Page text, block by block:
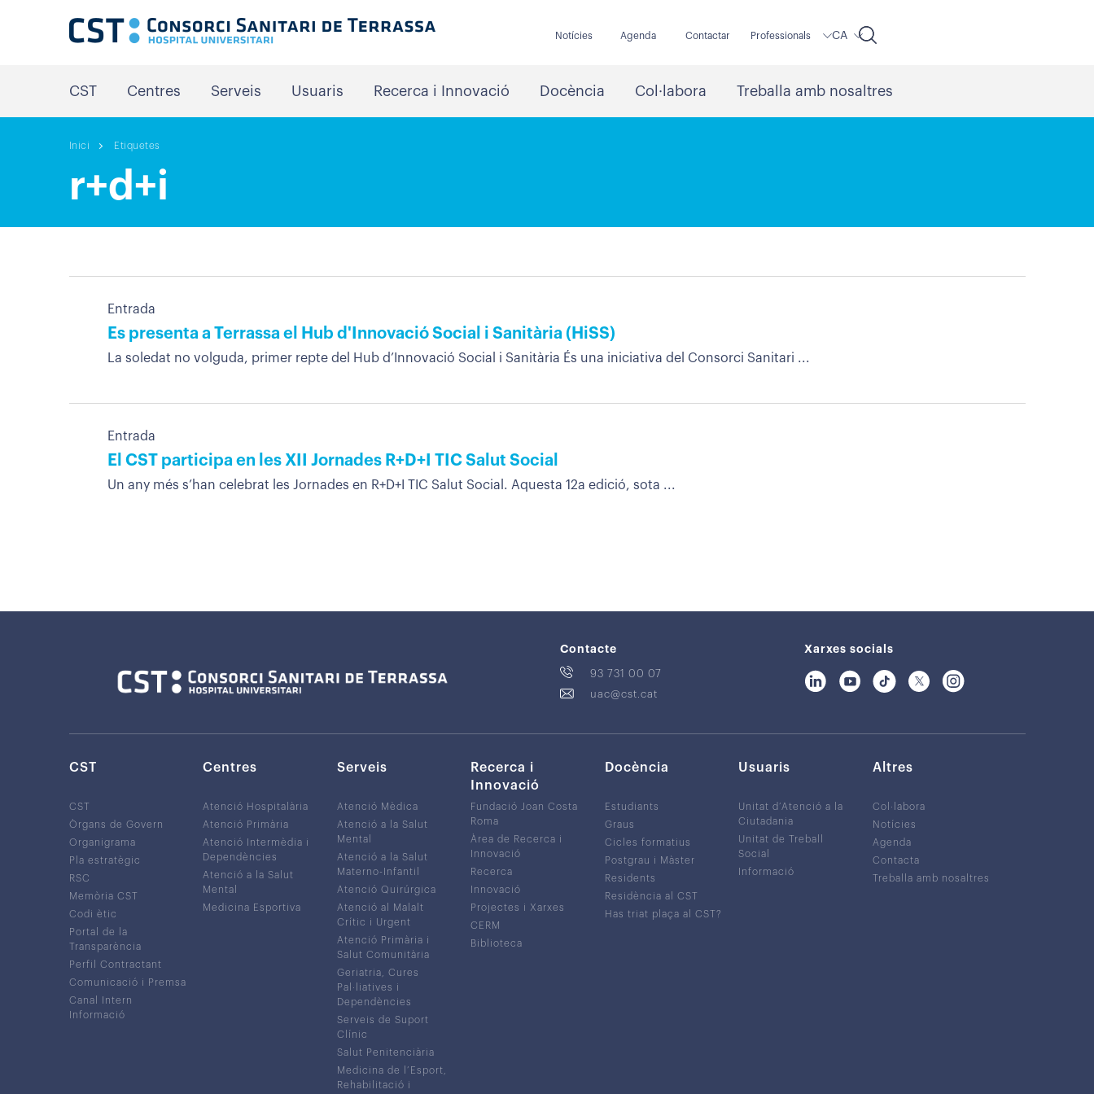
Notícies Agenda Contactar Professionals CA
CST Centres Serveis Usuaris Recerca i Innovació Docència Col·labora Treballa amb nosaltres
Inici Etiquetes
r+d+i
Entrada
Es presenta a Terrassa el Hub d'Innovació Social i Sanitària (HiSS)
La soledat no volguda, primer repte del Hub d’Innovació Social i Sanitària És una iniciativa del Consorci Sanitari ...
Entrada
El CST participa en les XII Jornades R+D+I TIC Salut Social
Un any més s’han celebrat les Jornades en R+D+I TIC Salut Social. Aquesta 12a edició, sota ...
Contacte
93 731 00 07
uac@cst.cat
Xarxes socials
CST
CST
Òrgans de Govern
Organigrama
Pla estratègic
RSC
Memòria CST
Codi ètic
Portal de la
Transparència
Perfil Contractant
Comunicació i Premsa
Canal Intern
Informació
Centres
Atenció Hospitalària
Atenció Primària
Atenció Intermèdia i
Dependències
Atenció a la Salut
Mental
Medicina Esportiva
Serveis
Atenció Mèdica
Atenció a la Salut
Mental
Atenció a la Salut
Materno-Infantil
Atenció Quirúrgica
Atenció al Malalt
Crític i Urgent
Atenció Primària i
Salut Comunitària
Geriatria, Cures
Pal·liatives i
Dependències
Serveis de Suport
Clínic
Salut Penitenciària
Medicina de l’Esport,
Rehabilitació i
Recerca i
Innovació
Fundació Joan Costa
Roma
Àrea de Recerca i
Innovació
Recerca
Innovació
Projectes i Xarxes
CERM
Biblioteca
Docència
Estudiants
Graus
Cicles formatius
Postgrau i Màster
Residents
Residència al CST
Has triat plaça al CST?
Usuaris
Unitat d’Atenció a la
Ciutadania
Unitat de Treball
Social
Informació
Altres
Col·labora
Notícies
Agenda
Contacta
Treballa amb nosaltres